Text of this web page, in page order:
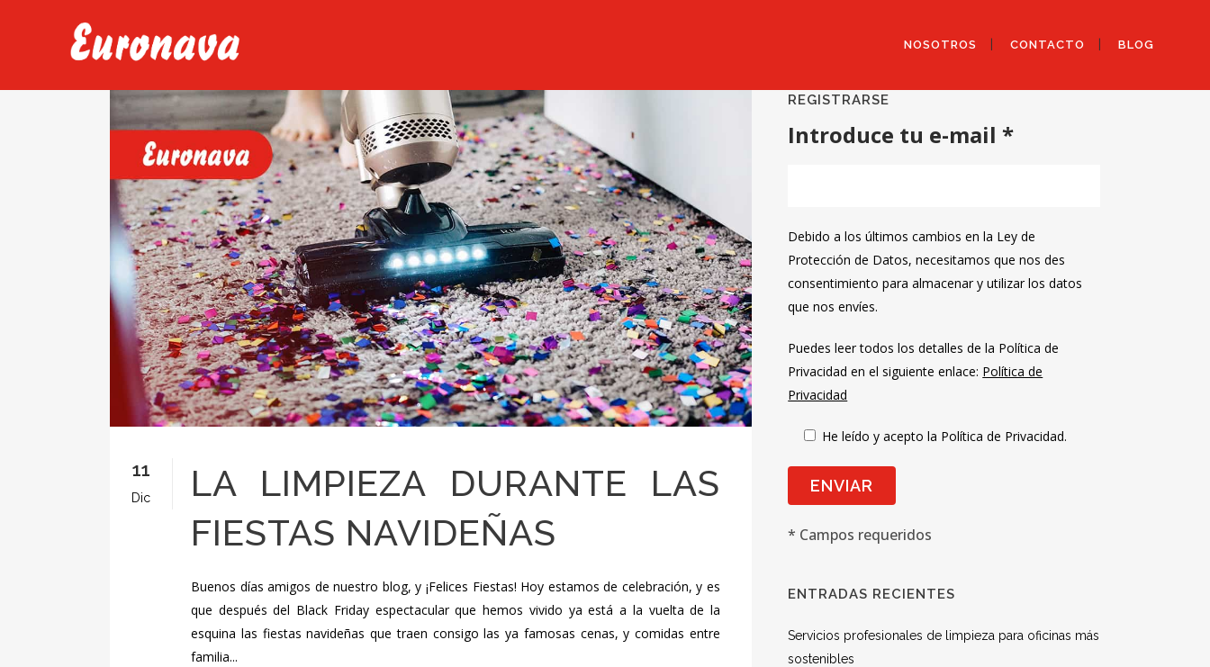
NOSOTROS CONTACTO BLOG
11
Dic
LA LIMPIEZA DURANTE LAS
FIESTAS NAVIDEÑAS
Buenos días amigos de nuestro blog, y ¡Felices Fiestas! Hoy estamos de celebración, y es
que después del Black Friday espectacular que hemos vivido ya está a la vuelta de la
esquina las fiestas navideñas que traen consigo las ya famosas cenas, y comidas entre
familia...
REGISTRARSE
Introduce tu e-mail *
Debido a los últimos cambios en la Ley de
Protección de Datos, necesitamos que nos des
consentimiento para almacenar y utilizar los datos
que nos envíes.
Puedes leer todos los detalles de la Política de
Privacidad en el siguiente enlace: Política de
Privacidad
He leído y acepto la Política de Privacidad.
* Campos requeridos
ENTRADAS RECIENTES
Servicios profesionales de limpieza para oficinas más
sostenibles